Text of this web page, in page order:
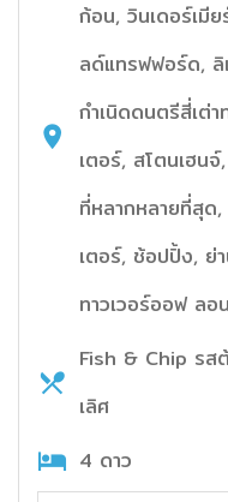
ก้อน, วินเดอร์เมี
ลด์แทรฟฟอร์ด, ลิ
กำเนิดดนตรีสี่เต่
เตอร์, สโตนเฮน
ที่หลากหลายที่สุด
เตอร์, ช้อปปิ้ง, ย่
ทาวเวอร์ออฟ ลอ
Fish & Chip รส
เลิศ
4 ดาว